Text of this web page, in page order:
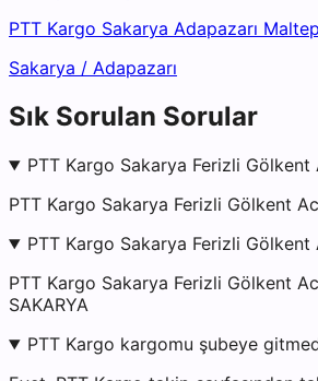
PTT Kargo Sakarya Adapazarı
Sakarya / Adapazarı
Sık Sorulan Sorular
PTT Kargo Sakarya Ferizli
PTT Kargo Sakarya Ferizli Gölkent
PTT Kargo Sakarya Ferizli
PTT Kargo Sakarya Ferizli Gölkent
SAKARYA
PTT Kargo kargomu şubeye